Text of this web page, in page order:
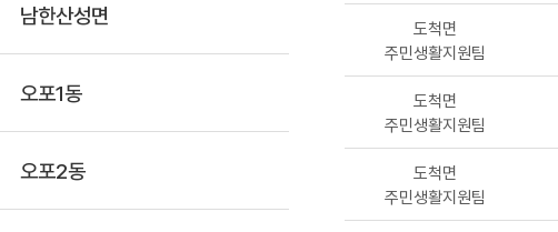
남한산성면
오포1동
오포2동
도척면
주민생활지원팀
도척면
주민생활지원팀
도척면
주민생활지원팀